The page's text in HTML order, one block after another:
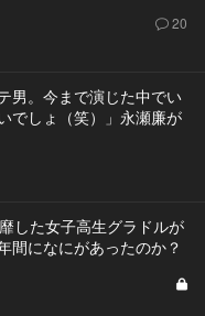
20
男。今まで演じた中でい
でしょ（笑）」永瀬廉が
した女子高生グラドルが
間になにがあったのか？